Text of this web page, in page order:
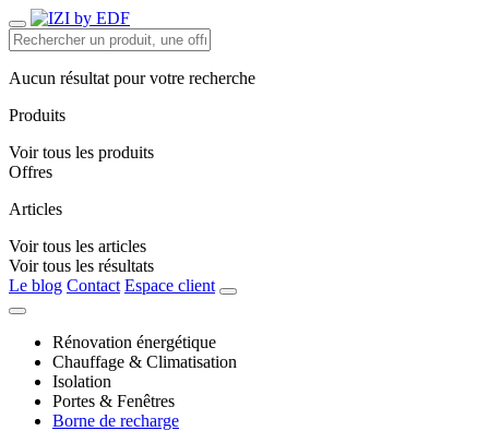
Aucun résultat pour votre recherche
Produits
Voir tous les produits
Offres
Articles
Voir tous les articles
Voir tous les résultats
Le blog Contact Espace client
Rénovation énergétique
Chauffage & Climatisation
Isolation
Portes & Fenêtres
Borne de recharge